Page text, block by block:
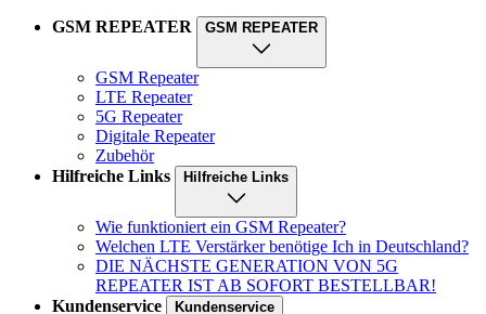
GSM REPEATER GSM REPEATER
GSM Repeater
LTE Repeater
5G Repeater
Digitale Repeater
Zubehör
Hilfreiche Links
Hilfreiche Links
Wie funktioniert ein GSM Repeater?
Welchen LTE Verstärker benötige Ich in Deutschland?
DIE NÄCHSTE GENERATION VON 5G
REPEATER IST AB SOFORT BESTELLBAR!
Kundenservice
Kundenservice